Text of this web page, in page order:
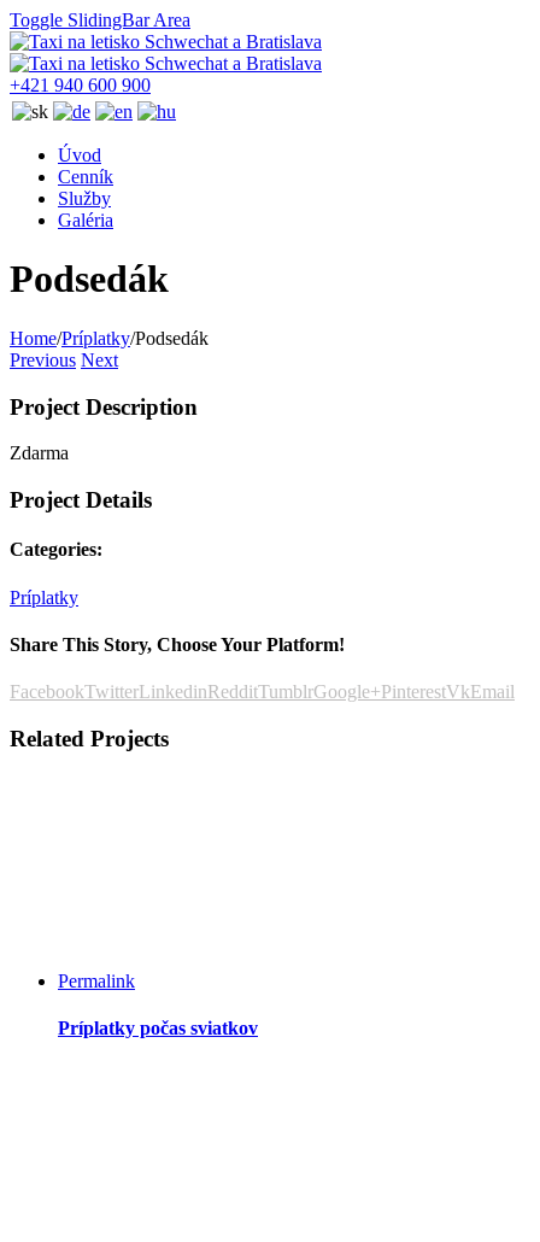
Toggle SlidingBar Area
+421 940 600 900
Úvod
Cenník
Služby
Galéria
Podsedák
Home/Príplatky/Podsedák
Previous Next
Project Description
Zdarma
Project Details
Categories:
Príplatky
Share This Story, Choose Your Platform!
FacebookTwitterLinkedinRedditTumblrGoogle+PinterestVkEmail
Related Projects
Permalink
Príplatky počas sviatkov